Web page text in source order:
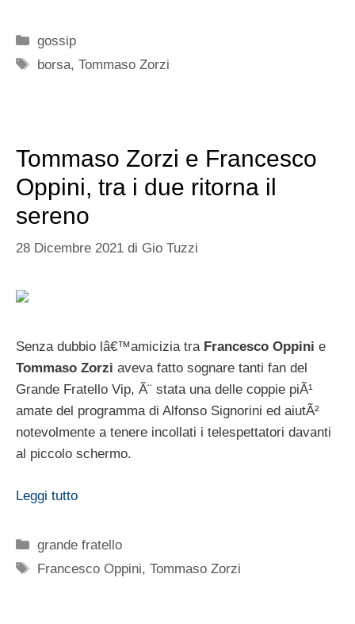
Categorie
gossip
Tag
borsa,Tommaso Zorzi
Tommaso Zorzi e Francesco
Oppini, tra i due ritorna il
sereno
28 Dicembre 2021 di Gio Tuzzi
Senza dubbio lâ€™amicizia tra Francesco Oppini e
Tommaso Zorzi aveva fatto sognare tanti fan del
Grande Fratello Vip, Ã¨ stata una delle coppie piÃ¹
amate del programma di Alfonso Signorini ed aiutÃ²
notevolmente a tenere incollati i telespettatori davanti
al piccolo schermo.
Leggi tutto
Categorie
grande fratello
Tag
Francesco Oppini,Tommaso Zorzi